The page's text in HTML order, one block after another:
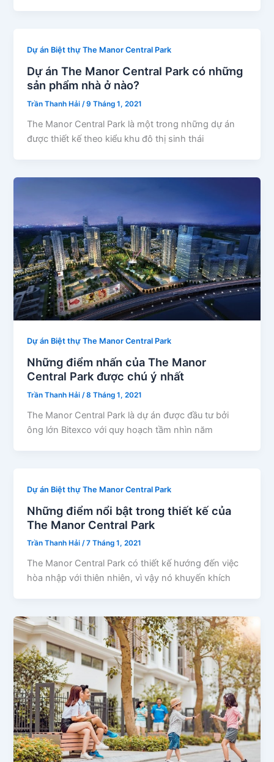
Dự án Biệt thự The Manor Central Park
Dự án The Manor Central Park có những
sản phẩm nhà ở nào?
Trần Thanh Hải /9 Tháng 1, 2021
The Manor Central Park là một trong những dự án
được thiết kế theo kiểu khu đô thị sinh thái
Dự án Biệt thự The Manor Central Park
Những điểm nhấn của The Manor
Central Park được chú ý nhất
Trần Thanh Hải/8 Tháng 1, 2021
The Manor Central Park là dự án được đầu tư bởi
ông lớn Bitexco với quy hoạch tầm nhìn năm
Dự án Biệt thự The Manor Central Park
Những điểm nổi bật trong thiết kế của
The Manor Central Park
Trần Thanh Hải/7 Tháng 1, 2021
The Manor Central Park có thiết kế hướng đến việc
hòa nhập với thiên nhiên, vì vậy nó khuyến khích